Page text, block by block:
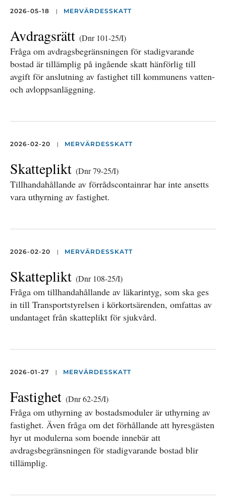
2026-05-18 | MERVÄRDESSKATT
Avdragsrätt (Dnr 101-25/I)
Fråga om avdragsbegränsningen för stadigvarande
bostad är tillämplig på ingående skatt hänförlig till
avgift för anslutning av fastighet till kommunens vatten-
och avloppsanläggning.
2026-02-20 | MERVÄRDESSKATT
Skatteplikt (Dnr 79-25/I)
Tillhandahållande av förrådscontainrar har inte ansetts
vara uthyrning av fastighet.
2026-02-20 | MERVÄRDESSKATT
Skatteplikt (Dnr 108-25/I)
Fråga om tillhandahållande av läkarintyg, som ska ges
in till Transportstyrelsen i körkortsärenden, omfattas av
undantaget från skatteplikt för sjukvård.
2026-01-27 | MERVÄRDESSKATT
Fastighet (Dnr 62-25/I)
Fråga om uthyrning av bostadsmoduler är uthyrning av
fastighet. Även fråga om det förhållande att hyresgästen
hyr ut modulerna som boende innebär att
avdragsbegränsningen för stadigvarande bostad blir
tillämplig.